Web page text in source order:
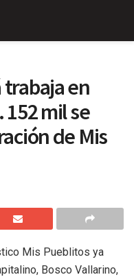
en
152 mil se
de Mis
Mis Pueblitos ya
Bosco Vallarino,